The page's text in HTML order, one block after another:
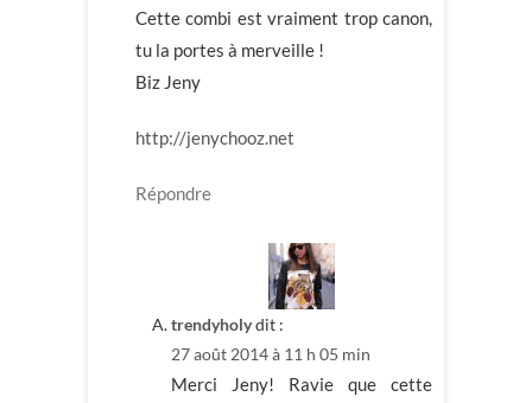
Cette combi est vraiment trop canon,
tu la portes à merveille !
Biz Jeny
http://jenychooz.net
Répondre
trendyholydit :
27 août 2014 à 11 h 05 min
Merci Jeny! Ravie que cette